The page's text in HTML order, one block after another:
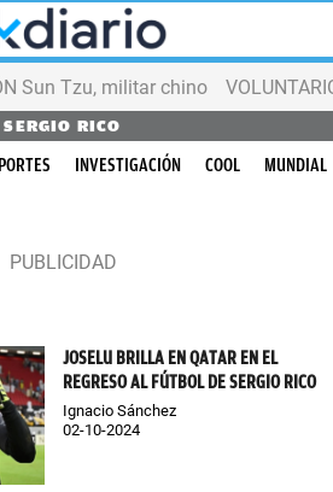
Sun Tzu, militar chino
SERGIO RICO
INVESTIGACIÓN COOL MUNDIAL
JOSELU BRILLA EN QATAR EN EL
REGRESO AL FÚTBOL DE SERGIO RICO
Ignacio Sánchez
02-10-2024